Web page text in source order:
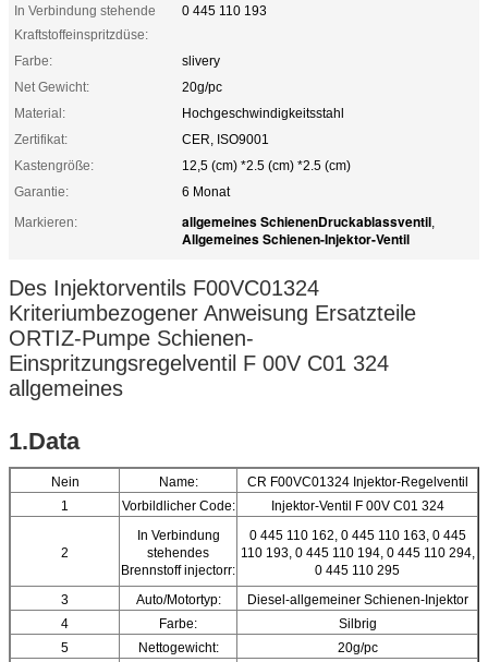
In Verbindung stehende
Kraftstoffeinspritzdüse:
0 445 110 193
Farbe:
slivery
Net Gewicht:
20g/pc
Material:
Hochgeschwindigkeitsstahl
Zertifikat:
CER, ISO9001
Kastengröße:
12,5 (cm) *2.5 (cm) *2.5 (cm)
Garantie:
6 Monat
Markieren:
allgemeines SchienenDruckablassventil,
Allgemeines Schienen-Injektor-Ventil
Des Injektorventils F00VC01324
Kriteriumbezogener Anweisung Ersatzteile
ORTIZ-Pumpe Schienen-
Einspritzungsregelventil F 00V C01 324
allgemeines
1.Data
Nein Name:
CR F00VC01324 Injektor-Regelventil
1
Vorbildlicher Code: Injektor-Ventil F 00V C01 324
2
In Verbindung
stehendes
Brennstoff injectorr:
0 445 110 162, 0 445 110 163, 0 445
110 193, 0 445 110 194, 0 445 110 294,
0 445 110 295
3
Auto/Motortyp:
Diesel-allgemeiner Schienen-Injektor
4
Farbe:
Silbrig
5
Nettogewicht:
20g/pc